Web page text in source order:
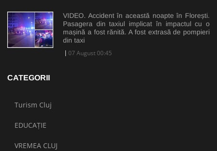
VIDEO. Accident în această noapte în Florești.
Pasagera din taxiul implicat în impactul cu o
mașină a fost rănită. A fost extrasă de pompieri
din taxi
07 August 00:45
CATEGORII
Turism Cluj
EDUCAȚIE
VREMEA CLUJ